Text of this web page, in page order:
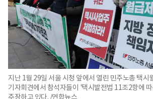
지난 1월 29일 서울 시청 앞에서 열린 민주노총 택시
기자회견에서 참석자들이 '택시발전법 11조2항에
주장하고 있다. /연합뉴스